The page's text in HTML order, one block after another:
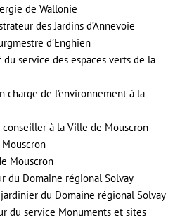
de Wallonie
des Jardins d’Annevoie
d’Enghien
service des espaces verts de la
charge de l’environnement à la
à la Ville de Mouscron
Mouscron
du Domaine régional Solvay
du Domaine régional Solvay
du service Monuments et sites